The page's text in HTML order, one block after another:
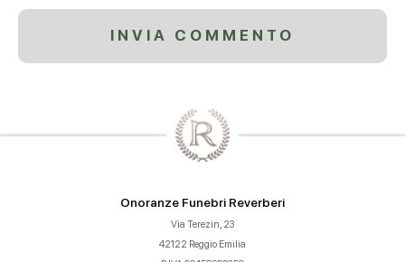
Onoranze Funebri Reverberi
Via Terezin, 23
42122 Reggio Emilia